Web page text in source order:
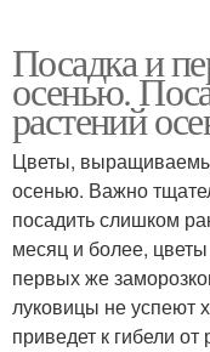
Посадка и
осенью.
растений
Цветы,
осенью. Важно
посадить слишком
месяц и более, цветы
первых же
луковицы не успеют
приведет к гибели